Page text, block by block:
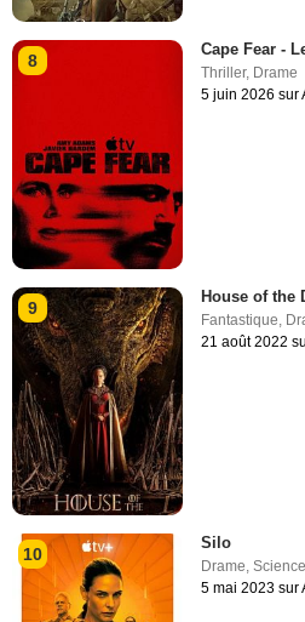
8
Cape Fear -
Thriller, Drame
5 juin 2026 sur
9
House of the
Fantastique
21 août 2022
10
Silo
Drame,
5 mai 2023 sur